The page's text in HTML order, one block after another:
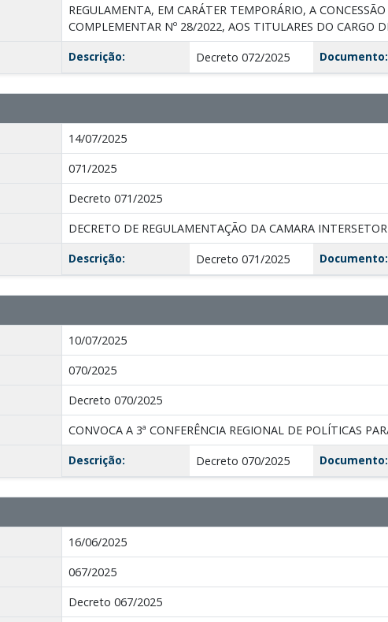
REGULAMENTA, EM CARÁTER TEMPORÁRIO, A
COMPLEMENTAR Nº 28/2022, AOS TITULARES DO CARGO
Descrição: Decreto 072/2025 Documento:
14/07/2025
071/2025
Decreto 071/2025
DECRETO DE REGULAMENTAÇÃO DA CAMARA
Descrição: Decreto 071/2025 Documento:
10/07/2025
070/2025
Decreto 070/2025
CONVOCA A 3ª CONFERÊNCIA REGIONAL DE POLÍTICAS
Descrição: Decreto 070/2025 Documento:
16/06/2025
067/2025
Decreto 067/2025